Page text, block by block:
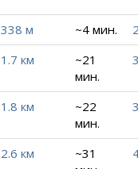
338 м ~4 мин.
1.7 км
~21
мин.
1.8 км
~22
мин.
2.6 км
~31